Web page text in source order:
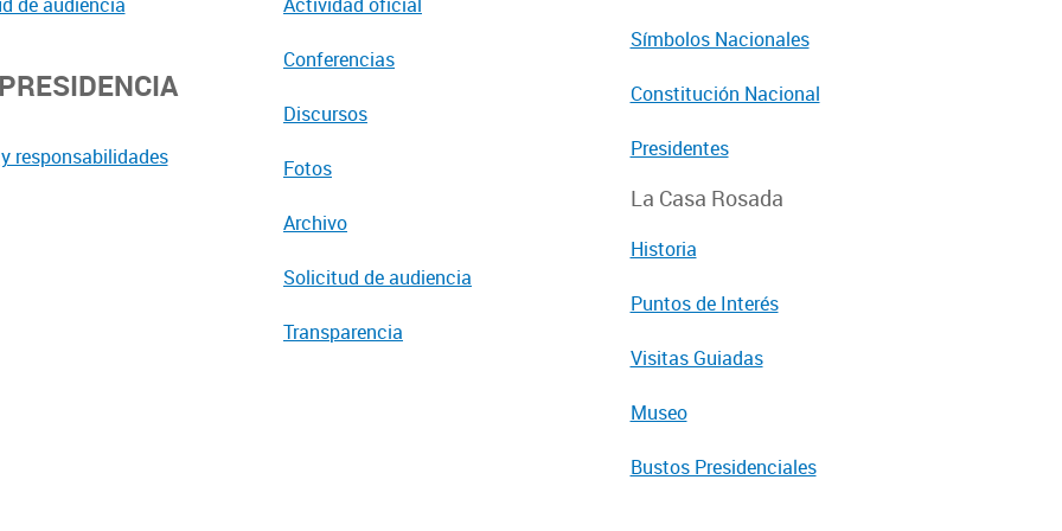
responsabilidades
Conferencias
Discursos
Fotos
Archivo
Solicitud de audiencia
Transparencia
Símbolos Nacionales
Constitución Nacional
Presidentes
La Casa Rosada
Historia
Puntos de Interés
Visitas Guiadas
Museo
Bustos Presidenciales